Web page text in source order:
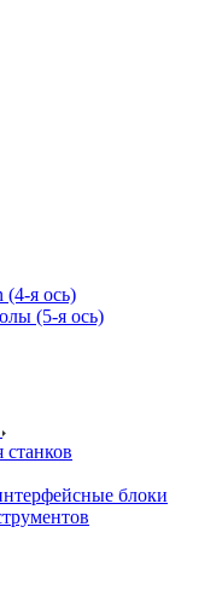
я ось)
(5-я ось)
блоки